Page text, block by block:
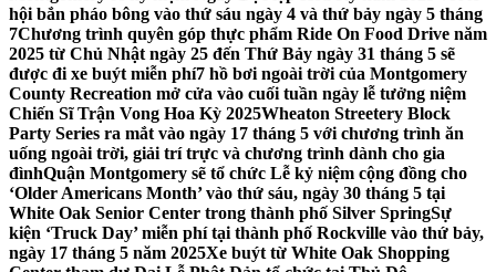
hội bắn pháo bông vào thứ sáu ngày 4 và thứ bảy ngày 5 tháng
7Chương trình quyên góp thực phẩm Ride On Food Drive năm
2025 từ Chủ Nhật ngày 25 đến Thứ Bảy ngày 31 tháng 5 sẽ
được đi xe buýt miễn phí7 hồ bơi ngoài trời của Montgomery
County Recreation mở cửa vào cuối tuần ngày lễ tưởng niệm
Chiến Sĩ Trận Vong Hoa Kỳ 2025Wheaton Streetery Block
Party Series ra mắt vào ngày 17 tháng 5 với chương trình ăn
uống ngoài trời, giải trí trực và chương trình dành cho gia
đìnhQuận Montgomery sẽ tổ chức Lễ kỷ niệm cộng đồng cho
‘Older Americans Month’ vào thứ sáu, ngày 30 tháng 5 tại
White Oak Senior Center trong thành phố Silver SpringSự
kiện ‘Truck Day’ miễn phí tại thành phố Rockville vào thứ bảy,
ngày 17 tháng 5 năm 2025Xe buýt từ White Oak Shopping